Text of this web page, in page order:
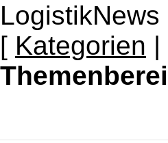
LogistikNews
[ Kategorien |